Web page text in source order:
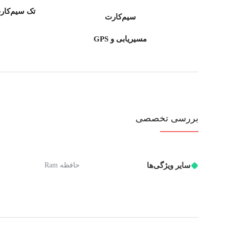
سیم‌کارت
مسیریابی و GPS
بررسی تخصصی
سایر ویژگی‌ها حافظه Ram